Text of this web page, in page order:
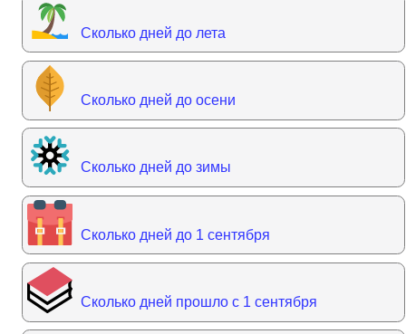
Сколько дней до лета
Сколько дней до осени
Сколько дней до зимы
Сколько дней до 1 сентября
Сколько дней прошло с 1 сентября